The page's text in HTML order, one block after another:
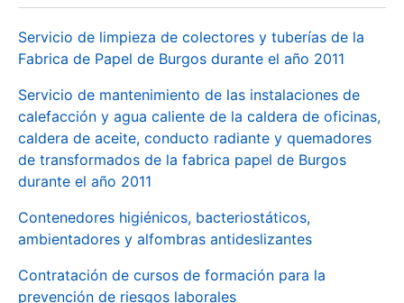
Servicio de limpieza de colectores y tuberías de la
Fabrica de Papel de Burgos durante el año 2011
Servicio de mantenimiento de las instalaciones de
calefacción y agua caliente de la caldera de oficinas,
caldera de aceite, conducto radiante y quemadores
de transformados de la fabrica papel de Burgos
durante el año 2011
Contenedores higiénicos, bacteriostáticos,
ambientadores y alfombras antideslizantes
Contratación de cursos de formación para la
prevención de riesgos laborales